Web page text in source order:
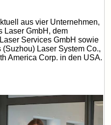
aus vier Unternehmen,
Laser GmbH, dem
Services GmbH sowie
Laser System Co.,
America Corp. in den USA.